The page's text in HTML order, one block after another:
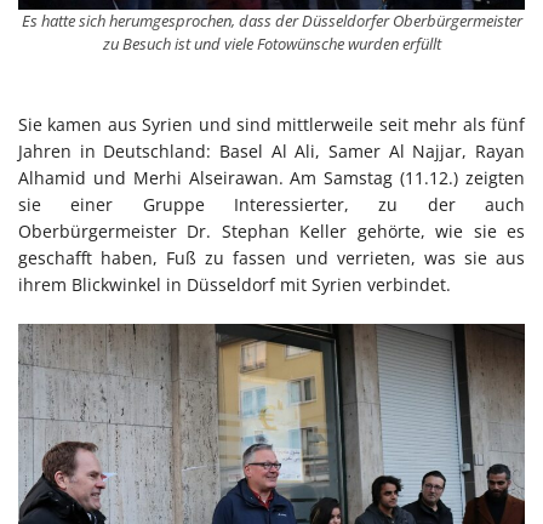
Es hatte sich herumgesprochen, dass der Düsseldorfer Oberbürgermeister
zu Besuch ist und viele Fotowünsche wurden erfüllt
Sie kamen aus Syrien und sind mittlerweile seit mehr als fünf
Jahren in Deutschland: Basel Al Ali, Samer Al Najjar, Rayan
Alhamid und Merhi Alseirawan. Am Samstag (11.12.) zeigten
sie einer Gruppe Interessierter, zu der auch
Oberbürgermeister Dr. Stephan Keller gehörte, wie sie es
geschafft haben, Fuß zu fassen und verrieten, was sie aus
ihrem Blickwinkel in Düsseldorf mit Syrien verbindet.